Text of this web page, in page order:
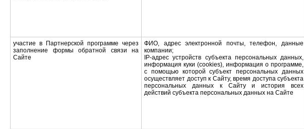
участие в Партнерской программе через
заполнение формы обратной связи на
Сайте
ФИО, адрес электронной почты, телефон, данные
компании;
IP-адрес устройств субъекта персональных данных,
информация куки (cookies), информация о программе,
с помощью которой субъект персональных данных
осуществляет доступ к Сайту, время доступа субъекта
персональных данных к Сайту и история всех
действий субъекта персональных данных на Сайте